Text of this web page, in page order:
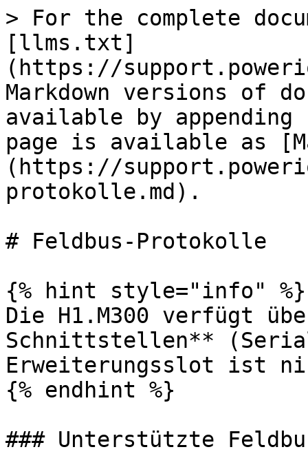
> For the complete
[llms.txt]
(https://
Markdown versions of
available by
page is available as
(https://
protokolle.md).
# Feldbus-Protokolle
{% hint style="info" %}
Die H1.M300 verfügt
Schnittstellen**
Erweiterungsslot ist
{% endhint %}
### Unterstützte